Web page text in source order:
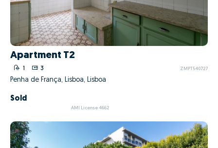
Apartment T2
1 3 ZMPT540727
Penha de França, Lisboa, Lisboa
Sold
AMI License 4662